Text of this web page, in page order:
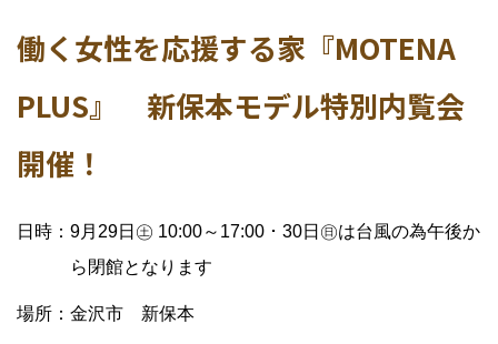
働く女性を応援する家『MOTENA
PLUS』 新保本モデル特別内覧会
開催！
日時：9月29日㊏ 10:00～17:00 ･ 30日㊐は台風の為午後か
ら閉館となります
場所：金沢市 新保本